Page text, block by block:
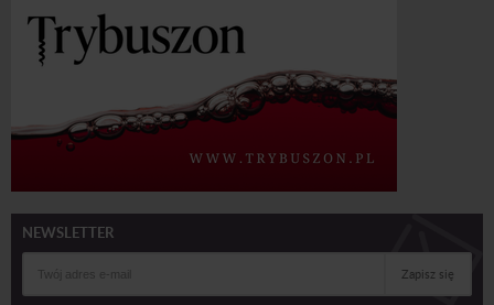
NEWSLETTER
Zapisz się